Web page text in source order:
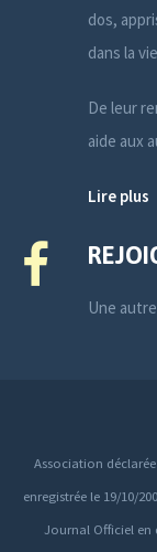
dos,
dans la
De leur
aide aux
Lire plus
Une
Association
enregistrée le 19/10/
Journal Officiel en